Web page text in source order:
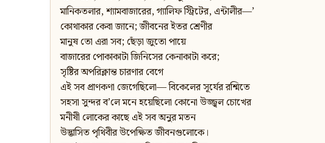
মানিকতলার, শ্যামবাজারের, গ্যালিফ স্ট্রিটের, এন্টালীর—’
কোথাকার কেবা জানে; জীবনের ইতর শ্রেণীর
মানুষ তো এরা সব; ছেঁড়া জুতো পায়ে
বাজারের পোকাকাটা জিনিসের কেনাকাটা করে;
সৃষ্টির অপরিক্লান্ত চারণার বেগে
এই সব প্রাণকণা জেগেছিলো— বিকেলের সূর্যের রশ্মিতে
সহসা সুন্দর ব’লে মনে হয়েছিলো কোনো উজ্জ্বল চোখের
মনীষী লোকের কাছে এই সব অনুর মতন
উদ্ভাসিত পৃথিবীর উপেক্ষিত জীবনগুলোকে।